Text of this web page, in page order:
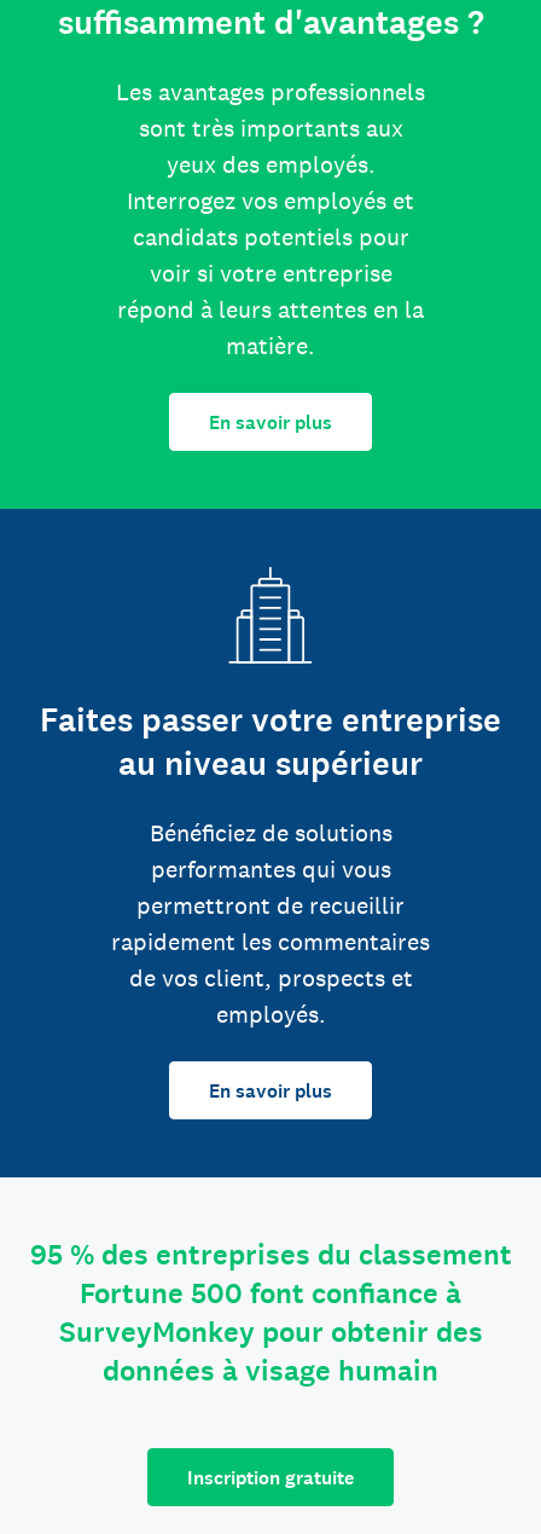
suffisamment d'avantages ?
Les avantages professionnels
sont très importants aux
yeux des employés.
Interrogez vos employés et
candidats potentiels pour
voir si votre entreprise
répond à leurs attentes en la
matière.
En savoir plus
Faites passer votre entreprise
au niveau supérieur
Bénéficiez de solutions
performantes qui vous
permettront de recueillir
rapidement les commentaires
de vos client, prospects et
employés.
En savoir plus
95 % des entreprises du classement
Fortune 500 font confiance à
SurveyMonkey pour obtenir des
données à visage humain
Inscription gratuite